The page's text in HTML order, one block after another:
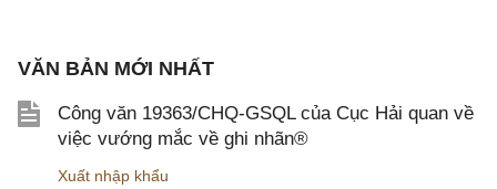
VĂN BẢN MỚI NHẤT
Công văn 19363/CHQ-GSQL của Cục Hải quan về
việc vướng mắc về ghi nhãn®
Xuất nhập khẩu